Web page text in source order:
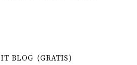
BLOG (GRATIS)